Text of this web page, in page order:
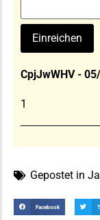
CpjJwWHV -
1
Gepostet in
Facebook